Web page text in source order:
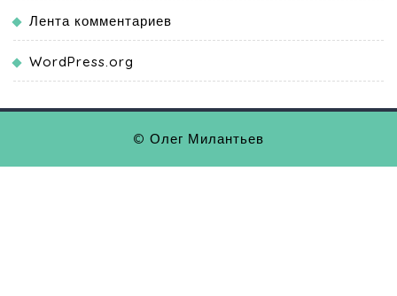
Лента комментариев
WordPress.org
© Олег Милантьев